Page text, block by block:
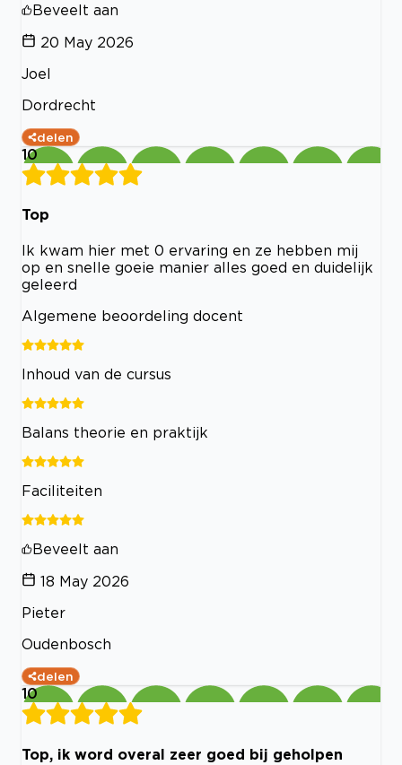
Beveelt aan
20 May 2026
Joel
Dordrecht
delen
10
Top
Ik kwam hier met 0 ervaring en ze hebben mij
op en snelle goeie manier alles goed en duidelijk
geleerd
Algemene beoordeling docent
Inhoud van de cursus
Balans theorie en praktijk
Faciliteiten
Beveelt aan
18 May 2026
Pieter
Oudenbosch
delen
10
Top, ik word overal zeer goed bij geholpen